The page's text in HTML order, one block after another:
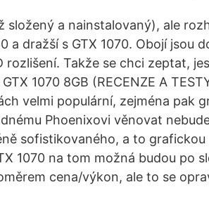
a nainstalovaný), ale
a dražší s GTX 1070. Obojí jsou
Takže se chci zeptat,
1070 8GB (RECENZE A
velmi populární, zejména pak
Phoenixovi věnovat
sofistikovaného, a to grafickou
1070 na tom možná budou po
cena/výkon, ale to se